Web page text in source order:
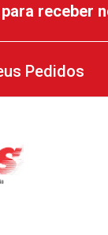
receber
Pedidos